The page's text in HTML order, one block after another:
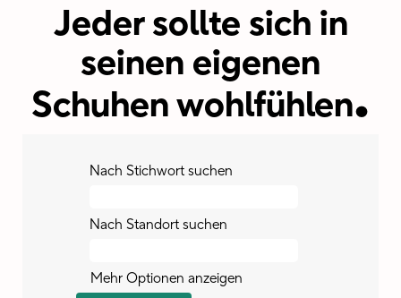
Jeder sollte sich in
seinen eigenen
Schuhen wohlfühlen.
Nach Stichwort suchen
Nach Standort suchen
Mehr Optionen anzeigen